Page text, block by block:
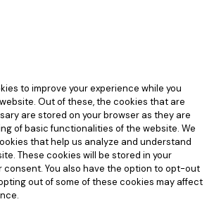
to improve your experience while you
Out of these, the cookies that are
are stored on your browser as they are
of basic functionalities of the website. We
that help us analyze and understand
These cookies will be stored in your
consent. You also have the option to opt-out
out of some of these cookies may affect